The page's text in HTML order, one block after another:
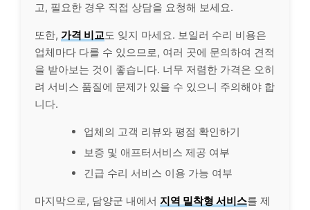
고, 필요한 경우 직접 상담을 요청해 보세요.
또한, 가격 비교도 잊지 마세요. 보일러 수리 비용은
업체마다 다를 수 있으므로, 여러 곳에 문의하여 견적
을 받아보는 것이 좋습니다. 너무 저렴한 가격은 오히
려 서비스 품질에 문제가 있을 수 있으니 주의해야 합
니다.
업체의 고객 리뷰와 평점 확인하기
보증 및 애프터서비스 제공 여부
긴급 수리 서비스 이용 가능 여부
마지막으로, 담양군 내에서 지역 밀착형 서비스를 제